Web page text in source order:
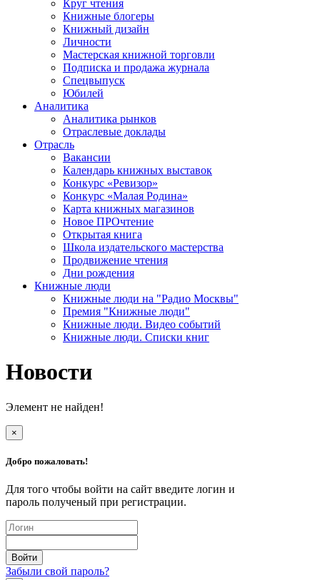
Круг чтения
Книжные блогеры
Книжный дизайн
Личности
Мастерская книжной торговли
Подписка и продажа журнала
Спецвыпуск
Юбилей
Аналитика
Аналитика рынков
Отраслевые доклады
Отрасль
Вакансии
Календарь книжных выставок
Конкурс «Ревизор»
Конкурс «Малая Родина»
Карта книжных магазинов
Новое ПРОчтение
Открытая книга
Школа издательского мастерства
Продвижение чтения
Дни рождения
Книжные люди
Книжные люди на "Радио Москвы"
Премия "Книжные люди"
Книжные люди. Видео событий
Книжные люди. Списки книг
Новости
Элемент не найден!
×
Добро пожаловать!
Для того чтобы войти на сайт введите логин и
пароль полученый при регистрации.
Забыли свой пароль?